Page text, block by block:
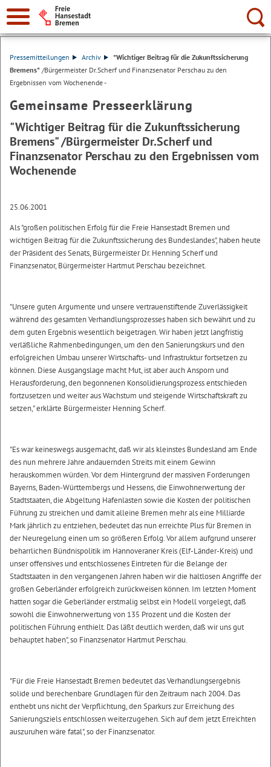
Suche:
Pressemitteilungen Archiv
"Wichtiger Beitrag für die Zukunftssicherung
Bremens" /Bürgermeister Dr.Scherf und Finanzsenator Perschau zu den
Ergebnissen vom Wochenende -
Gemeinsame Presseerklärung
"Wichtiger Beitrag für die Zukunftssicherung
Bremens"/Bürgermeister Dr.Scherf und
Finanzsenator Perschau zu den Ergebnissen vom
Wochenende
25.06.2001
Als "großen politischen Erfolg für die Freie Hansestadt Bremen und
wichtigen Beitrag für die Zukunftssicherung des Bundeslandes", haben heute
der Präsident des Senats, Bürgermeister Dr. Henning Scherf und
Finanzsenator, Bürgermeister Hartmut Perschau bezeichnet.
"Unsere guten Argumente und unsere vertrauenstiftende Zuverlässigkeit
während des gesamten Verhandlungsprozesses haben sich bewährt und zu
dem guten Ergebnis wesentlich beigetragen. Wir haben jetzt langfristig
verläßliche Rahmenbedingungen, um den den Sanierungskurs und den
erfolgreichen Umbau unserer Wirtschafts- und Infrastruktur fortsetzen zu
können. Diese Ausgangslage macht Mut, ist aber auch Ansporn und
Herausforderung, den begonnenen Konsolidierungsprozess entschieden
fortzusetzen und weiter aus Wachstum und steigende Wirtschaftskraft zu
setzen," erklärte Bürgermeister Henning Scherf.
"Es war keineswegs ausgemacht, daß wir als kleinstes Bundesland am Ende
des nun mehrere Jahre andauernden Streits mit einem Gewinn
herauskommen würden. Vor dem Hintergrund der massiven Forderungen
Bayerns, Baden-Württembergs und Hessens, die Einwohnerwertung der
Stadtstaaten, die Abgeltung Hafenlasten sowie die Kosten der politischen
Führung zu streichen und damit alleine Bremen mehr als eine Milliarde
Mark jährlich zu entziehen, bedeutet das nun erreichte Plus für Bremen in
der Neuregelung einen um so größeren Erfolg. Vor allem aufgrund unserer
beharrlichen Bündnispolitik im Hannoveraner Kreis (Elf-Länder-Kreis) und
unser offensives und entschlossenes Eintreten für die Belange der
Stadtstaaten in den vergangenen Jahren haben wir die haltlosen Angriffe der
großen Geberländer erfolgreich zurückweisen können. Im letzten Moment
hatten sogar die Geberländer erstmalig selbst ein Modell vorgelegt, daß
sowohl die Einwohnerwertung von 135 Prozent und die Kosten der
politischen Führung enthielt. Das läßt deutlich werden, daß wir uns gut
behauptet haben", so Finanzsenator Hartmut Perschau.
"Für die Freie Hansestadt Bremen bedeutet das Verhandlungsergebnis
solide und berechenbare Grundlagen für den Zeitraum nach 2004. Das
enthebt uns nicht der Verpflichtung, den Sparkurs zur Erreichung des
Sanierungsziels entschlossen weiterzugehen. Sich auf dem jetzt Erreichten
auszuruhen wäre fatal", so der Finanzsenator.